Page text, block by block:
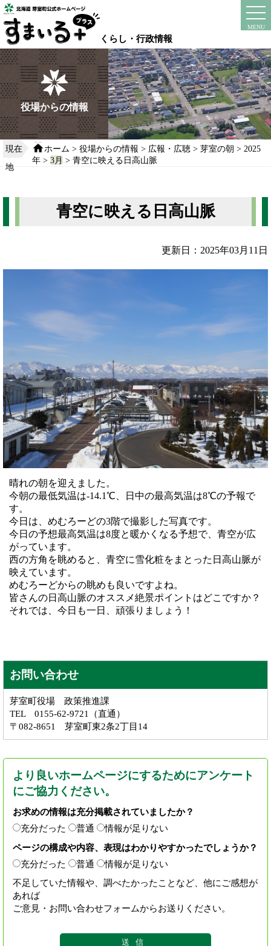
本
文
へ
移
動
る
くらし・行政情報
MENU
instagram
役場からの情報
現在
地
ホーム >役場からの情報 > 広報・広聴 >芽室の朝 > 2025
年 >3月 > 青空に映える日高山脈
青空に映える日高山脈
更新日：2025年03月11日
晴れの朝を迎えました。
今朝の最低気温は-14.1℃、日中の最高気温は8℃の予報で
す。
今日は、めむろーどの3階で撮影した写真です。
今日の予想最高気温は8度と暖かくなる予想で、青空が広
がっています。
西の方角を眺めると、青空に雪化粧をまとった日高山脈が
映えています。
めむろーどからの眺めも良いですよね。
皆さんの日高山脈のオススメ絶景ポイントはどこですか？
それでは、今日も一日、頑張りましょう！
お問い合わせ
芽室町役場 政策推進課
TEL 0155-62-9721（直通）
〒082-8651 芽室町東2条2丁目14
より良いホームページにするためにアンケート
にご協力ください。
お求めの情報は充分掲載されていましたか？
充分だった
普通
情報が足りない
ページの構成や内容、表現はわかりやすかったでしょうか？
充分だった
普通
情報が足りない
不足していた情報や、調べたかったことなど、他にご感想が
あれば
ご意見・お問い合わせフォームからお送りください。